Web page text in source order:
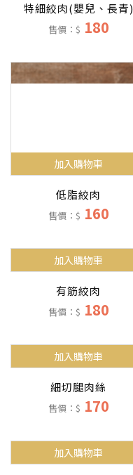
特細絞肉(嬰兒、長青)
售價：$ 180
加入購物車
低脂絞肉
售價：$ 160
加入購物車
有筋絞肉
售價：$ 180
加入購物車
細切腿肉絲
售價：$ 170
加入購物車